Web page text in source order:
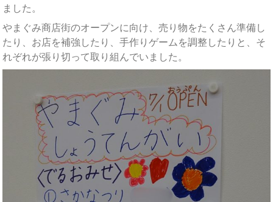
ました。
やまぐみ商店街のオープンに向け、売り物をたくさん準備し
たり、お店を補強したり、手作りゲームを調整したりと、そ
れぞれが張り切って取り組んでいました。